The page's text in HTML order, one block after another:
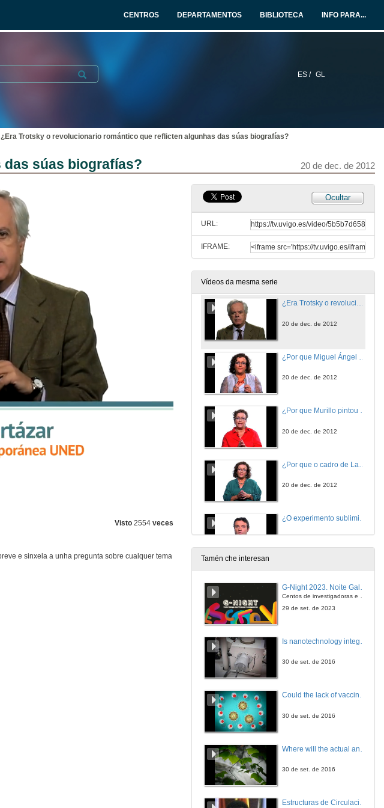
CENTROS DEPARTAMENTOS BIBLIOTECA INFO PARA...
ES / GL
Submit
¿Era Trotsky o revolucionario romántico que reflicten algunhas das súas biografías?
súas biografías? 20 de dec. de 2012
Visto 2554 veces
e sinxela a unha pregunta sobre cualquer tema
Ocultar
URL:
IFRAME:
Vídeos da mesma serie
¿Engánannos os sentidos?
20 de dec. de 2012
¿Hai persoas con predisposición a drogarse?
¿A nosa letra reflicte a nosa personalidade?
20 de dec. de 2012
¿Era Trotsky o revolucionario romántico que reflicten algunhas das súas biografías?
20 de dec. de 2012
20 de dec. de 2012
¿Por que Murillo pintou tantas Inmaculadas?
20 de dec. de 2012
20 de dec. de 2012
¿O experimento subliminal dos flocos de millo e a Coca-Cola chegou a realizarse?
¿Que é o Bosón de Higgs?
20 de dec. de 2012
20 de dec. de 2012
Tamén che interesan
G-Night 2023. Noite Galega das Persoas Investigadoras. Conciencias creativas
Centos de investigadoras e investigadores, decenas de actividades e sete cidades
29 de set. de 2023
30 de set. de 2016
Could the lack of vaccination bring back erradicated diseases?
30 de set. de 2016
30 de set. de 2016
Estructuras de Circulación Sub-Mesoscalares Incluidas pola Marea nas Marxes Costeiras do Estreito de Xibraltar